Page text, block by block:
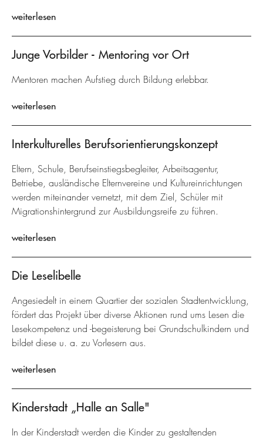
weiterlesen
Junge Vorbilder - Mentoring vor Ort
Mentoren machen Aufstieg durch Bildung erlebbar.
weiterlesen
Interkulturelles Berufsorientierungskonzept
Eltern, Schule, Berufseinstiegsbegleiter, Arbeitsagentur,
Betriebe, ausländische Elternvereine und Kultureinrichtungen
werden miteinander vernetzt, mit dem Ziel, Schüler mit
Migrationshintergrund zur Ausbildungsreife zu führen.
weiterlesen
Die Leselibelle
Angesiedelt in einem Quartier der sozialen Stadtentwicklung,
fördert das Projekt über diverse Aktionen rund ums Lesen die
Lesekompetenz und -begeisterung bei Grundschulkindern und
bildet diese u. a. zu Vorlesern aus.
weiterlesen
Kinderstadt „Halle an Salle"
In der Kinderstadt werden die Kinder zu gestaltenden